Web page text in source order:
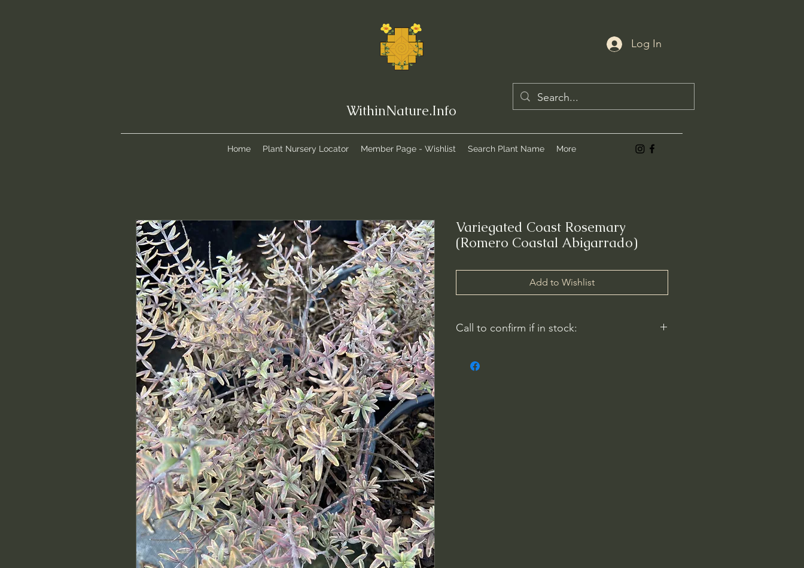
WithinNature.Info
Log In
Home Plant Nursery Locator Member Page - Wishlist Search Plant Name More
Variegated Coast Rosemary
(Romero Coastal Abigarrado)
Add to Wishlist
Call to confirm if in stock:
WithinNature.info may carry this in stock.